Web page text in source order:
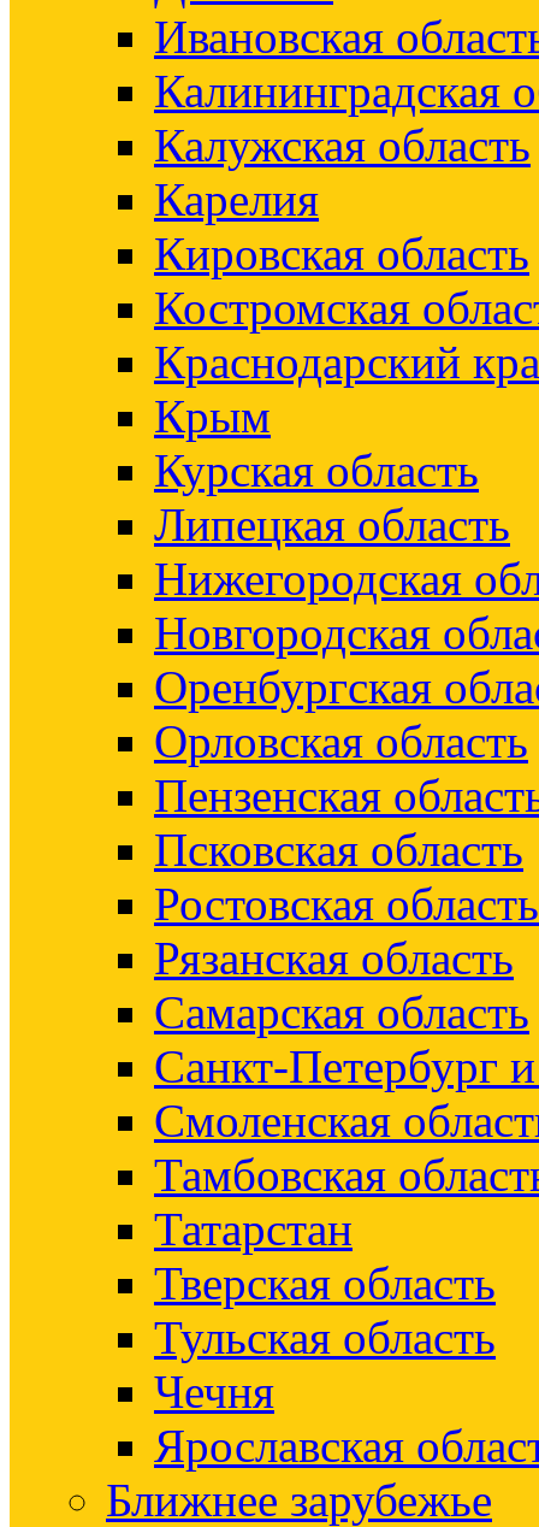
Ивановская
Калининградская
Калужская область
Карелия
Кировская область
Костромская
Краснодарский
Крым
Курская область
Липецкая область
Нижегородская
Новгородская
Оренбургская
Орловская область
Пензенская
Псковская область
Ростовская область
Рязанская область
Самарская область
Санкт-Петербург
Смоленская
Тамбовская
Татарстан
Тверская область
Тульская область
Чечня
Ярославская
Ближнее зарубежье